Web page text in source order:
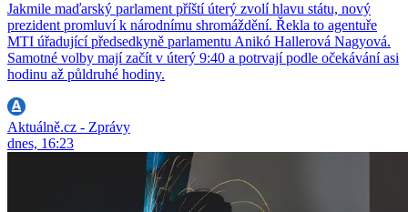
Jakmile maďarský parlament příští úterý zvolí hlavu státu, nový
prezident promluví k národnímu shromáždění. Řekla to agentuře
MTI úřadující předsedkyně parlamentu Anikó Hallerová Nagyová.
Samotné volby mají začít v úterý 9:40 a potrvají podle očekávání asi
hodinu až půldruhé hodiny.
Aktuálně.cz - Zprávy
dnes, 16:23